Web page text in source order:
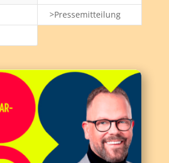
>Pressemitteilung